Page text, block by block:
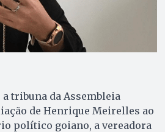
tribuna da Assembleia
de Henrique Meirelles ao
político goiano, a vereadora